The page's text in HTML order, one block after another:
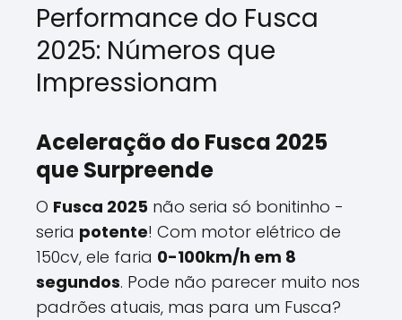
Performance do Fusca
2025: Números que
Impressionam
Aceleração do Fusca 2025
que Surpreende
O Fusca 2025 não seria só bonitinho -
seria potente! Com motor elétrico de
150cv, ele faria 0-100km/h em 8
segundos. Pode não parecer muito nos
padrões atuais, mas para um Fusca?